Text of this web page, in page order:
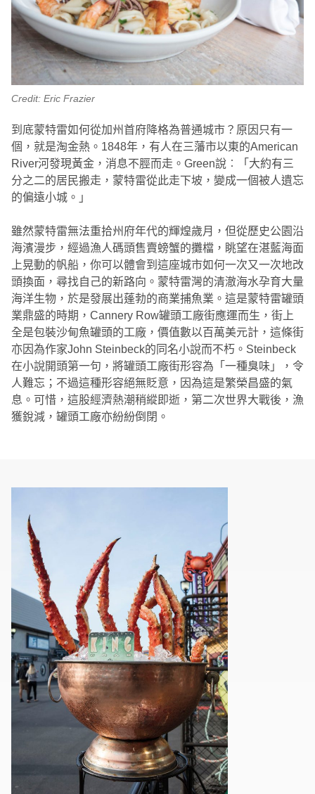
Credit: Eric Frazier
到底蒙特雷如何從加州首府降格為普通城市？原因只有一
個，就是淘金熱。1848年，有人在三藩市以東的American
River河發現黃金，消息不脛而走。Green說︰「大約有三
分之二的居民搬走，蒙特雷從此走下坡，變成一個被人遺忘
的偏遠小城。」
雖然蒙特雷無法重拾州府年代的輝煌歲月，但從歷史公園沿
海濱漫步，經過漁人碼頭售賣螃蟹的攤檔，眺望在湛藍海面
上晃動的帆船，你可以體會到這座城市如何一次又一次地改
頭換面，尋找自己的新路向。蒙特雷灣的清澈海水孕育大量
海洋生物，於是發展出蓬勃的商業捕魚業。這是蒙特雷罐頭
業鼎盛的時期，Cannery Row罐頭工廠街應運而生，街上
全是包裝沙甸魚罐頭的工廠，價值數以百萬美元計，這條街
亦因為作家John Steinbeck的同名小說而不朽。Steinbeck
在小說開頭第一句，將罐頭工廠街形容為「一種臭味」，令
人難忘；不過這種形容絕無貶意，因為這是繁榮昌盛的氣
息。可惜，這股經濟熱潮稍縱即逝，第二次世界大戰後，漁
獲銳減，罐頭工廠亦紛紛倒閉。